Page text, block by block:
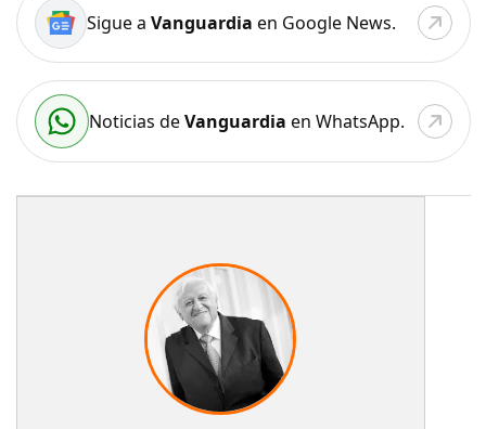
Sigue a Vanguardia en Google News.
Noticias deVanguardia en WhatsApp.